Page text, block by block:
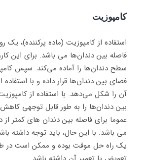
کامپوزیت
استفاده از کامپوزیت (ماده پرکننده)،
فاصله بین دندان‌ها می باشد. برای این
سطح دندان‌ها را آماده می‌کند. سپس
فضای بین دندان‌ها قرار داده و با
آن را شکل می‌دهد. با استفاده از
بین دندان‌ها را به طور قابل توجهی
عموما برای فاصله‌ بین دندان های کمتر از
می باشد. با این حال، باید توجه داشته
یک راه حل موقت بوده و ممکن است در